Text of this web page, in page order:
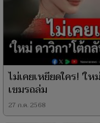
ไม่เคยเหยียดใคร! 'ใ
เขมรถล่ม
27 ก.ค. 2568